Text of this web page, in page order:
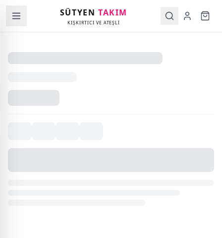
SÜTYENTAKIM
KIŞKIRTICI VE ATEŞLİ